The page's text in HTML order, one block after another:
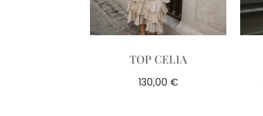
TOP CELIA
130,00 €